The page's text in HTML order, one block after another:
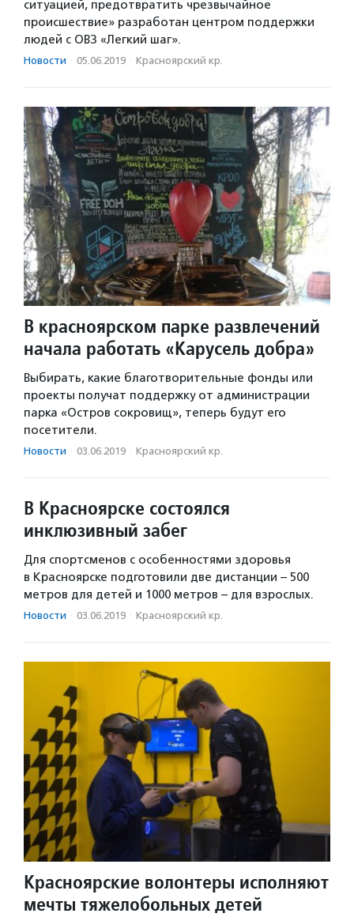
ситуацией, предотвратить чрезвычайное
происшествие» разработан центром поддержки
людей с ОВЗ «Легкий шаг».
Новости · 05.06.2019 · Красноярский кр.
В красноярском парке развлечений
начала работать «Карусель добра»
Выбирать, какие благотворительные фонды или
проекты получат поддержку от администрации
парка «Остров сокровищ», теперь будут его
посетители.
Новости · 03.06.2019 · Красноярский кр.
В Красноярске состоялся
инклюзивный забег
Для спортсменов с особенностями здоровья
в Красноярске подготовили две дистанции – 500
метров для детей и 1000 метров – для взрослых.
Новости · 03.06.2019 · Красноярский кр.
Красноярские волонтеры исполняют
мечты тяжелобольных детей